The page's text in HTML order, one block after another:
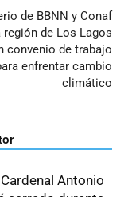
de BBNN y Conaf
región de Los Lagos
convenio de trabajo
enfrentar cambio
climático
Antonio